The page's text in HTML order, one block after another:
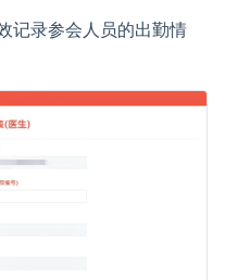
记录参会人员的出勤情